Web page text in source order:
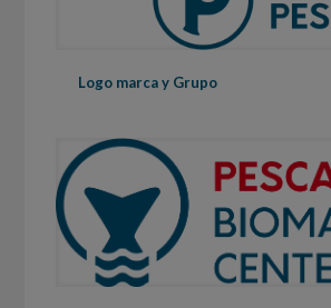
Logo marca y Grupo